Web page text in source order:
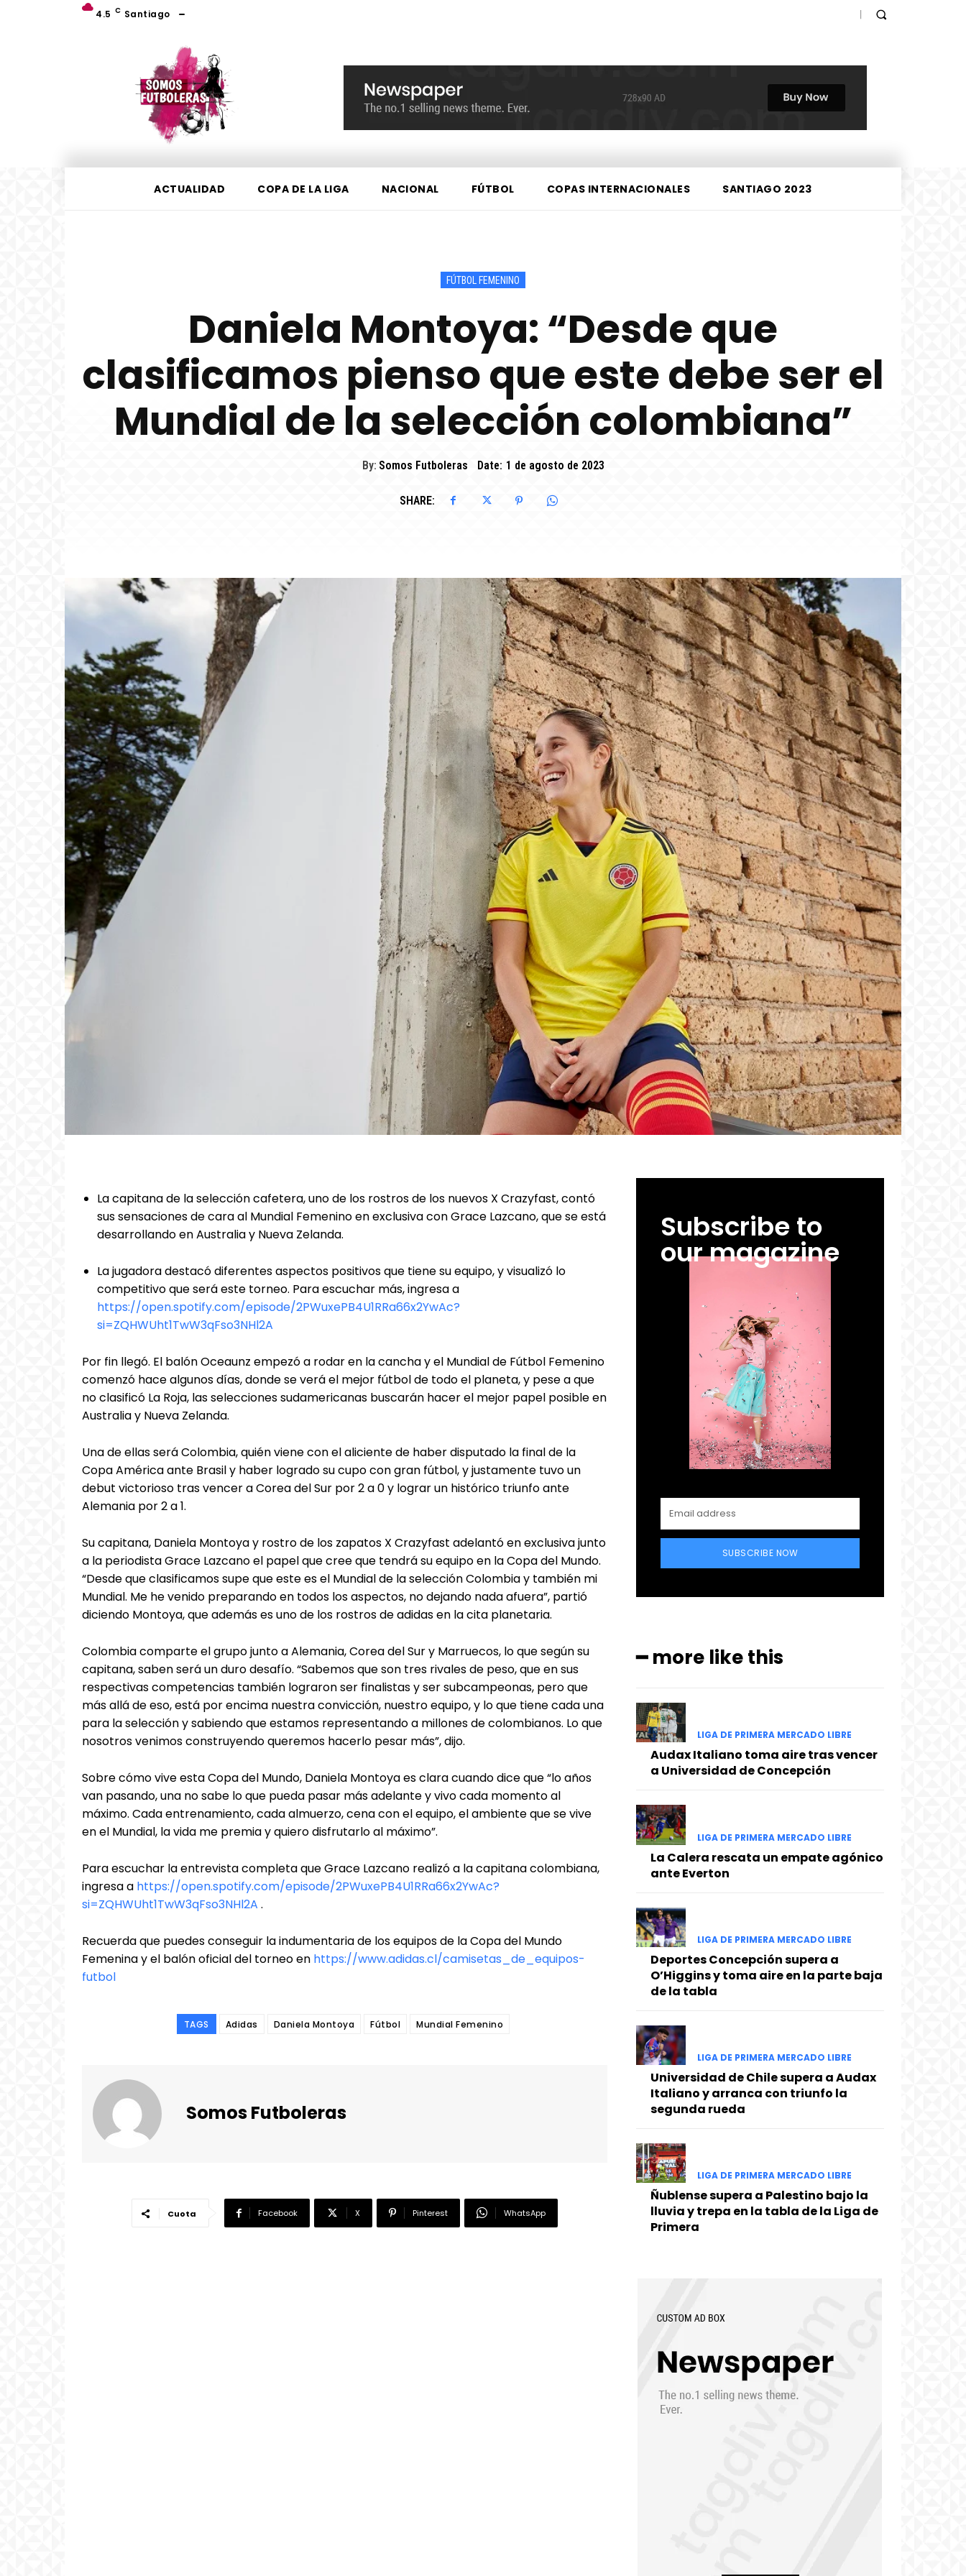
4.5 C Santiago
ACTUALIDAD COPA DE LA LIGA NACIONAL FÚTBOL COPAS INTERNACIONALES SANTIAGO 2023
FÚTBOL FEMENINO
Daniela Montoya: “Desde que
clasificamos pienso que este debe ser el
Mundial de la selección colombiana”
By: Somos Futboleras Date: 1 de agosto de 2023
SHARE:
La capitana de la selección cafetera, uno de los rostros de los nuevos X Crazyfast, contó
sus sensaciones de cara al Mundial Femenino en exclusiva con Grace Lazcano, que se está
desarrollando en Australia y Nueva Zelanda.
La jugadora destacó diferentes aspectos positivos que tiene su equipo, y visualizó lo
competitivo que será este torneo. Para escuchar más, ingresa a
https://open.spotify.com/episode/2PWuxePB4U1RRa66x2YwAc?
si=ZQHWUht1TwW3qFso3NHl2A
Por fin llegó. El balón Oceaunz empezó a rodar en la cancha y el Mundial de Fútbol Femenino
comenzó hace algunos días, donde se verá el mejor fútbol de todo el planeta, y pese a que
no clasificó La Roja, las selecciones sudamericanas buscarán hacer el mejor papel posible en
Australia y Nueva Zelanda.
Una de ellas será Colombia, quién viene con el aliciente de haber disputado la final de la
Copa América ante Brasil y haber logrado su cupo con gran fútbol, y justamente tuvo un
debut victorioso tras vencer a Corea del Sur por 2 a 0 y lograr un histórico triunfo ante
Alemania por 2 a 1.
Su capitana, Daniela Montoya y rostro de los zapatos X Crazyfast adelantó en exclusiva junto
a la periodista Grace Lazcano el papel que cree que tendrá su equipo en la Copa del Mundo.
“Desde que clasificamos supe que este es el Mundial de la selección Colombia y también mi
Mundial. Me he venido preparando en todos los aspectos, no dejando nada afuera”, partió
diciendo Montoya, que además es uno de los rostros de adidas en la cita planetaria.
Colombia comparte el grupo junto a Alemania, Corea del Sur y Marruecos, lo que según su
capitana, saben será un duro desafío. “Sabemos que son tres rivales de peso, que en sus
respectivas competencias también lograron ser finalistas y ser subcampeonas, pero que
más allá de eso, está por encima nuestra convicción, nuestro equipo, y lo que tiene cada una
para la selección y sabiendo que estamos representando a millones de colombianos. Lo que
nosotros venimos construyendo queremos hacerlo pesar más”, dijo.
Sobre cómo vive esta Copa del Mundo, Daniela Montoya es clara cuando dice que “lo años
van pasando, una no sabe lo que pueda pasar más adelante y vivo cada momento al
máximo. Cada entrenamiento, cada almuerzo, cena con el equipo, el ambiente que se vive
en el Mundial, la vida me premia y quiero disfrutarlo al máximo”.
Para escuchar la entrevista completa que Grace Lazcano realizó a la capitana colombiana,
ingresa a https://open.spotify.com/episode/2PWuxePB4U1RRa66x2YwAc?
si=ZQHWUht1TwW3qFso3NHl2A .
Recuerda que puedes conseguir la indumentaria de los equipos de la Copa del Mundo
Femenina y el balón oficial del torneo en https://www.adidas.cl/camisetas_de_equipos-
futbol
TAGS Adidas Daniela Montoya Fútbol Mundial Femenino
Somos Futboleras
Cuota Facebook X Pinterest WhatsApp
Subscribe to
our magazine
SUBSCRIBE NOW
━ more like this
LIGA DE PRIMERA MERCADO LIBRE
Audax Italiano toma aire tras vencer
a Universidad de Concepción
LIGA DE PRIMERA MERCADO LIBRE
La Calera rescata un empate agónico
ante Everton
LIGA DE PRIMERA MERCADO LIBRE
Deportes Concepción supera a
O’Higgins y toma aire en la parte baja
de la tabla
LIGA DE PRIMERA MERCADO LIBRE
Universidad de Chile supera a Audax
Italiano y arranca con triunfo la
segunda rueda
LIGA DE PRIMERA MERCADO LIBRE
Ñublense supera a Palestino bajo la
lluvia y trepa en la tabla de la Liga de
Primera